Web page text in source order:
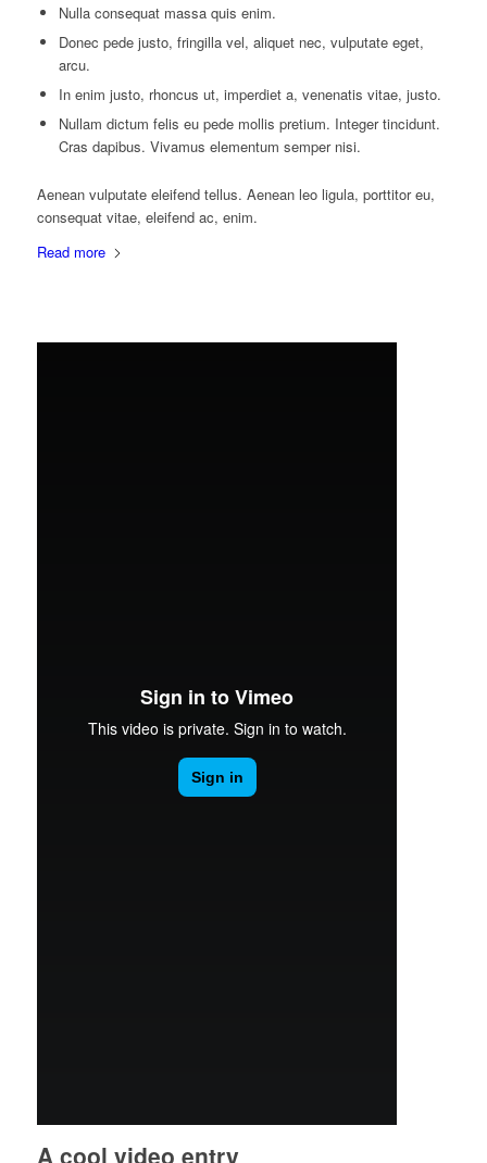
Nulla consequat massa quis enim.
Donec pede justo, fringilla vel, aliquet nec, vulputate eget,
arcu.
In enim justo, rhoncus ut, imperdiet a, venenatis vitae, justo.
Nullam dictum felis eu pede mollis pretium. Integer tincidunt.
Cras dapibus. Vivamus elementum semper nisi.
Aenean vulputate eleifend tellus. Aenean leo ligula, porttitor eu,
consequat vitae, eleifend ac, enim.
Read more
A cool video entry